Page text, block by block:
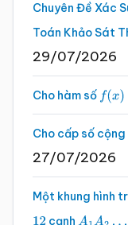
Chuyên Đề Xác
Toán Khảo Sát
29/07/2026
Cho hàm số f(x)
Cho cấp số cộng
27/07/2026
Một khung hình
cạnh